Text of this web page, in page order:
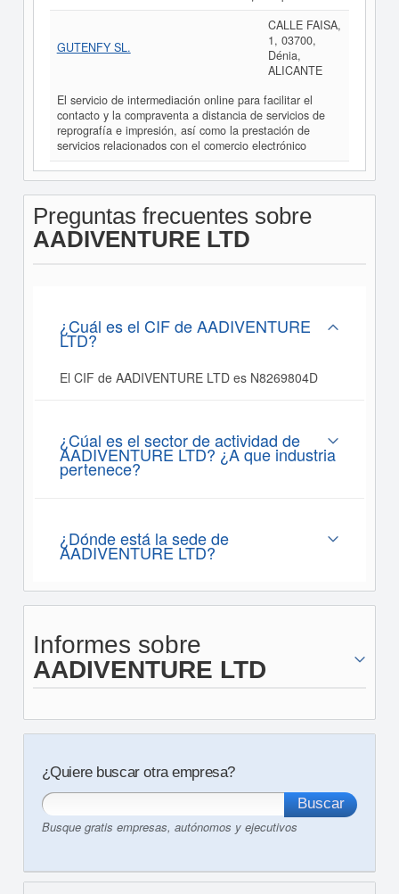
GUTENFY SL.
CALLE FAISA,
1, 03700,
Dénia,
ALICANTE
El servicio de intermediación online para facilitar el
contacto y la compraventa a distancia de servicios de
reprografía e impresión, así como la prestación de
servicios relacionados con el comercio electrónico
Preguntas frecuentes sobre
AADIVENTURE LTD
¿Cuál es el CIF de AADIVENTURE
LTD?
El CIF de AADIVENTURE LTD es N8269804D
¿Cúal es el sector de actividad de
AADIVENTURE LTD? ¿A que industria
pertenece?
¿Dónde está la sede de
AADIVENTURE LTD?
Informes sobre
AADIVENTURE LTD
¿Quiere buscar otra empresa?
Busque gratis empresas, autónomos y ejecutivos